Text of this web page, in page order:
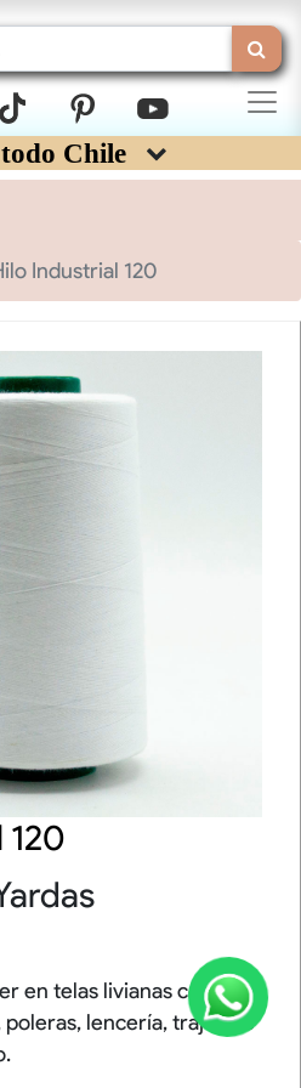
Chile
Industrial 120
120
en telas livianas como
lencería, trajes de